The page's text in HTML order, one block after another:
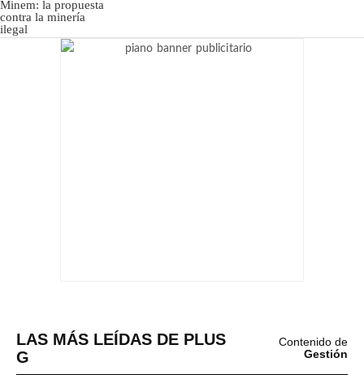
LAS MÁS LEÍDAS DE PLUS
G
Contenido de
Gestión